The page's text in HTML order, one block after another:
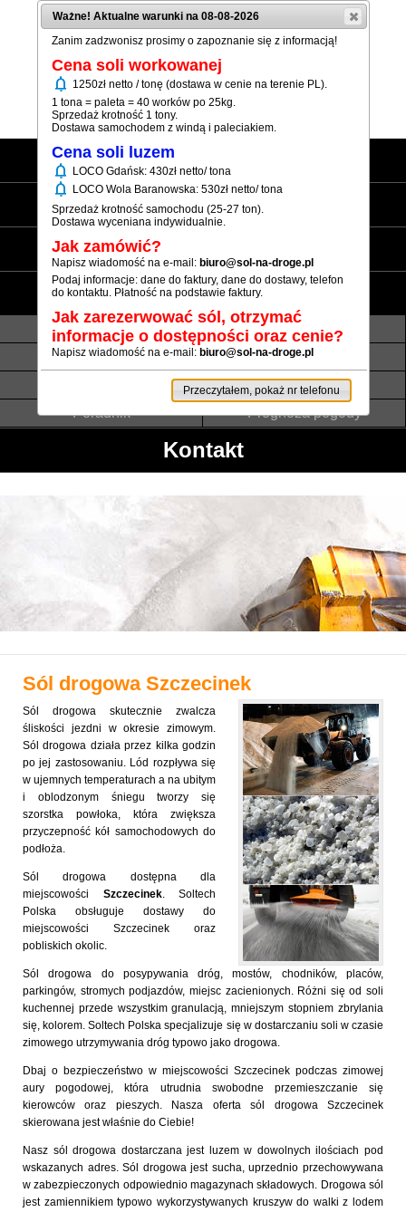
(+48) 12 333 73 21
Strona główna
Sól workowana
Sól luzem
Informacje
Transport luzem
Termin realizacji
Płatność
Atesty i referencje
Poradnik
Prognoza pogody
Kontakt
Sól drogowa Szczecinek
Sól drogowa skutecznie zwalcza
śliskości jezdni w okresie zimowym.
Sól drogowa działa przez kilka godzin
po jej zastosowaniu. Lód rozpływa się
w ujemnych temperaturach a na ubitym
i oblodzonym śniegu tworzy się
szorstka powłoka, która zwiększa
przyczepność kół samochodowych do
podłoża.
Sól drogowa dostępna dla
miejscowości Szczecinek. Soltech
Polska obsługuje dostawy do
miejscowości Szczecinek oraz
pobliskich okolic.
Sól drogowa do posypywania dróg, mostów, chodników, placów,
parkingów, stromych podjazdów, miejsc zacienionych. Różni się od soli
kuchennej przede wszystkim granulacją, mniejszym stopniem zbrylania
się, kolorem. Soltech Polska specjalizuje się w dostarczaniu soli w czasie
zimowego utrzymywania dróg typowo jako drogowa.
Dbaj o bezpieczeństwo w miejscowości Szczecinek podczas zimowej
aury pogodowej, która utrudnia swobodne przemieszczanie się
kierowców oraz pieszych. Nasza oferta sól drogowa Szczecinek
skierowana jest właśnie do Ciebie!
Nasz sól drogowa dostarczana jest luzem w dowolnych ilościach pod
wskazanych adres. Sól drogowa jest sucha, uprzednio przechowywana
w zabezpieczonych odpowiednio magazynach składowych. Drogowa sól
jest zamiennikiem typowo wykorzystywanych kruszyw do walki z lodem
Ważne! Aktualne warunki na 08-08-2026
Zanim zadzwonisz prosimy o zapoznanie się z informacją!
Cena soli workowanej
notifications 1250zł netto / tonę (dostawa w cenie na terenie PL).
1 tona = paleta = 40 worków po 25kg.
Sprzedaż krotność 1 tony.
Dostawa samochodem z windą i paleciakiem.
Cena soli luzem
notifications LOCO Gdańsk: 430zł netto/ tona
notifications LOCO Wola Baranowska: 530zł netto/ tona
Sprzedaż krotność samochodu (25-27 ton).
Dostawa wyceniana indywidualnie.
Jak zamówić?
Napisz wiadomość na e-mail: biuro@sol-na-droge.pl
Podaj informacje: dane do faktury, dane do dostawy, telefon
do kontaktu. Płatność na podstawie faktury.
Jak zarezerwować sól, otrzymać
informacje o dostępności oraz cenie?
Napisz wiadomość na e-mail: biuro@sol-na-droge.pl
Przeczytałem, pokaż nr telefonu